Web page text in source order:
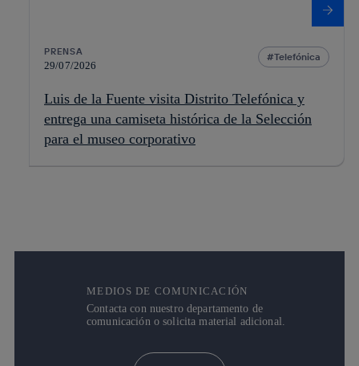
PRENSA
29/07/2026
Telefónica
Luis de la Fuente visita Distrito Telefónica y
entrega una camiseta histórica de la Selección
para el museo corporativo
MEDIOS DE COMUNICACIÓN
Contacta con nuestro departamento de
comunicación o solicita material adicional.